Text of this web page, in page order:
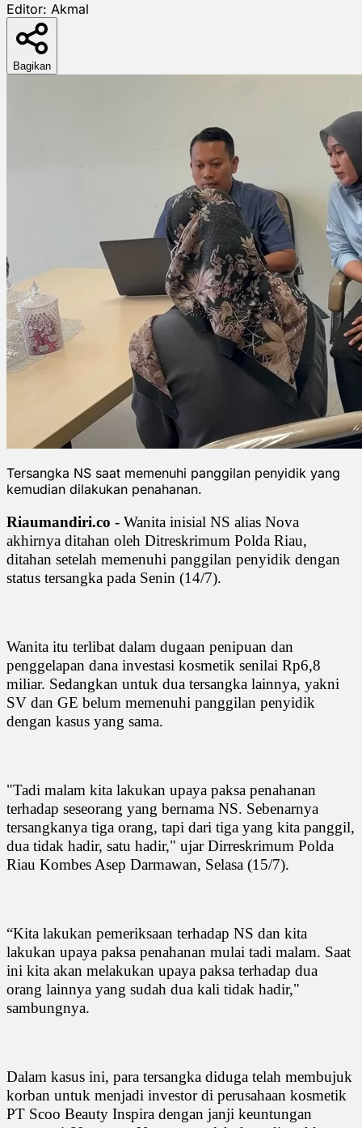
Editor: Akmal
Bagikan
Tersangka NS saat memenuhi panggilan penyidik yang
kemudian dilakukan penahanan.
Riaumandiri.co - Wanita inisial NS alias Nova
akhirnya ditahan oleh Ditreskrimum Polda Riau,
ditahan setelah memenuhi panggilan penyidik dengan
status tersangka pada Senin (14/7).
Wanita itu terlibat dalam dugaan penipuan dan
penggelapan dana investasi kosmetik senilai Rp6,8
miliar. Sedangkan untuk dua tersangka lainnya, yakni
SV dan GE belum memenuhi panggilan penyidik
dengan kasus yang sama.
"Tadi malam kita lakukan upaya paksa penahanan
terhadap seseorang yang bernama NS. Sebenarnya
tersangkanya tiga orang, tapi dari tiga yang kita panggil,
dua tidak hadir, satu hadir," ujar Dirreskrimum Polda
Riau Kombes Asep Darmawan, Selasa (15/7).
“Kita lakukan pemeriksaan terhadap NS dan kita
lakukan upaya paksa penahanan mulai tadi malam. Saat
ini kita akan melakukan upaya paksa terhadap dua
orang lainnya yang sudah dua kali tidak hadir,"
sambungnya.
Dalam kasus ini, para tersangka diduga telah membujuk
korban untuk menjadi investor di perusahaan kosmetik
PT Scoo Beauty Inspira dengan janji keuntungan